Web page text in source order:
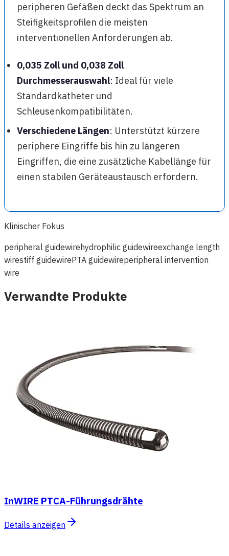
peripheren Gefäßen deckt das Spektrum an
Steifigkeitsprofilen die meisten
interventionellen Anforderungen ab.
0,035 Zoll und 0,038 Zoll
Durchmesserauswahl: Ideal für viele
Standardkatheter und
Schleusenkompatibilitäten.
Verschiedene Längen: Unterstützt kürzere
periphere Eingriffe bis hin zu längeren
Eingriffen, die eine zusätzliche Kabellänge für
einen stabilen Geräteaustausch erfordern.
Klinischer Fokus
peripheral guidewirehydrophilic guidewireexchange length
wirestiff guidewirePTA guidewireperipheral intervention
wire
Verwandte Produkte
InWIRE PTCA-Führungsdrähte
Details anzeigen